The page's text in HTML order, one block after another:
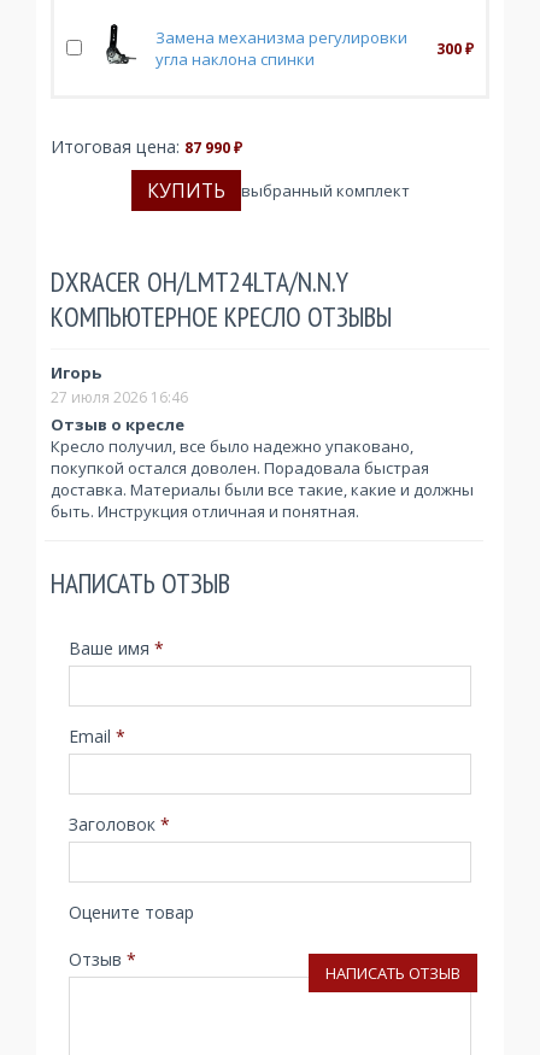
Замена механизма регулировки
угла наклона спинки
300₽
Итоговая цена: 87 990₽
выбранный комплект
DXRACER OH/LMT24LTA/N.N.Y
КОМПЬЮТЕРНОЕ КРЕСЛО ОТЗЫВЫ
Игорь
27 июля 2026 16:46
Отзыв о кресле
Кресло получил, все было надежно упаковано,
покупкой остался доволен. Порадовала быстрая
доставка. Материалы были все такие, какие и должны
быть. Инструкция отличная и понятная.
НАПИСАТЬ ОТЗЫВ
Ваше имя *
Email *
Заголовок *
Оцените товар
Отзыв *
НАПИСАТЬ ОТЗЫВ